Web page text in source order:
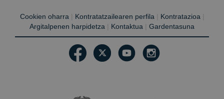
Cookien oharra| Kontratatzailearen perfila| Kontratazioa|
Argitalpenen harpidetza
Kontaktua Gardentasuna